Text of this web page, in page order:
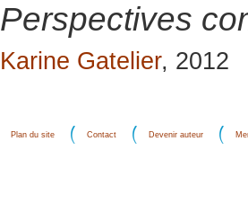
Perspectives
Karine Gatelier, 2012
Plan du site Contact Devenir auteur